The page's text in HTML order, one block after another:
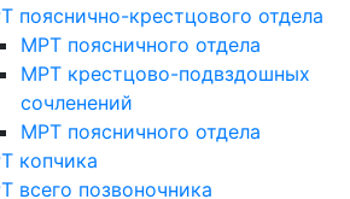
пояснично-крестцового отдела
МРТ поясничного отдела
МРТ крестцово-подвздошных
сочленений
МРТ поясничного отдела
копчика
всего позвоночника